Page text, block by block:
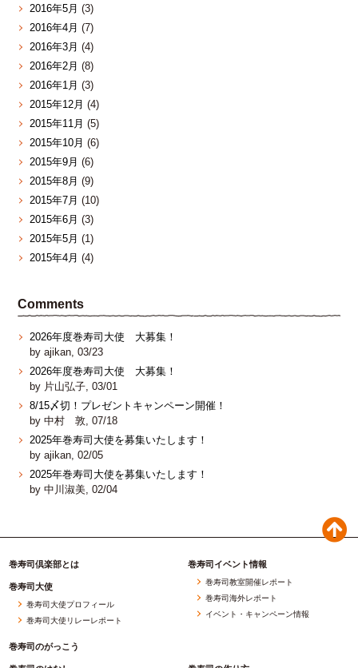
2016年5月 (3)
2016年4月 (7)
2016年3月 (4)
2016年2月 (8)
2016年1月 (3)
2015年12月 (4)
2015年11月 (5)
2015年10月 (6)
2015年9月 (6)
2015年8月 (9)
2015年7月 (10)
2015年6月 (3)
2015年5月 (1)
2015年4月 (4)
Comments
2026年度巻寿司大使 大募集！
by ajikan, 03/23
2026年度巻寿司大使 大募集！
by 片山弘子, 03/01
8/15〆切！プレゼントキャンペーン開催！
by 中村 敦, 07/18
2025年巻寿司大使を募集いたします！
by ajikan, 02/05
2025年巻寿司大使を募集いたします！
by 中川淑美, 02/04
巻寿司倶楽部とは
巻寿司大使
巻寿司大使プロフィール
巻寿司大使リレーレポート
巻寿司のがっこう
巻寿司イベント情報
巻寿司教室開催レポート
巻寿司海外レポート
イベント・キャンペーン情報